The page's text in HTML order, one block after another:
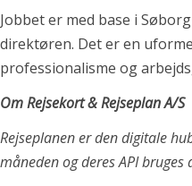
Jobbet er med base i
direktøren. Det er en
professionalisme og
Om Rejsekort & Rejseplan A/S
Rejseplanen er den digitale
måneden og deres API
8200 Aarhus N
+45 71 99 02 10
info@recruit-it.se
8200 Aarhus N
Dalumvej 75
5250 Odense SV